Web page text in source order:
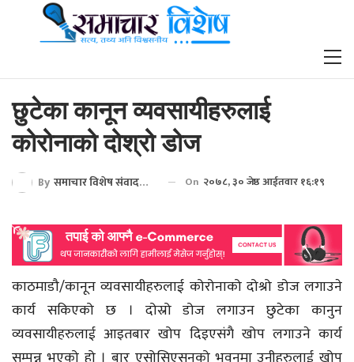
छुटेका कानून व्यवसायीहरुलाई
कोरोनाको दोश्रो डोज
By समाचार विशेष संवाददाता On २०७८, ३० जेष्ठ आईतवार १६:१९
काठमाडौ/कानून व्यवसायीहरुलाई कोरोनाको दोश्रो डोज लगाउने
कार्य सकिएको छ । दोस्रो डोज लगाउन छुटेका कानुन
व्यवसायीहरुलाई आइतबार खोप दिइएसंगै खोप लगाउने कार्य